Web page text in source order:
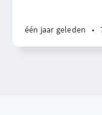
één jaar geleden •